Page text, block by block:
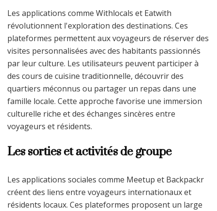
Les applications comme Withlocals et Eatwith
révolutionnent l'exploration des destinations. Ces
plateformes permettent aux voyageurs de réserver des
visites personnalisées avec des habitants passionnés
par leur culture. Les utilisateurs peuvent participer à
des cours de cuisine traditionnelle, découvrir des
quartiers méconnus ou partager un repas dans une
famille locale. Cette approche favorise une immersion
culturelle riche et des échanges sincères entre
voyageurs et résidents.
Les sorties et activités de groupe
Les applications sociales comme Meetup et Backpackr
créent des liens entre voyageurs internationaux et
résidents locaux. Ces plateformes proposent un large